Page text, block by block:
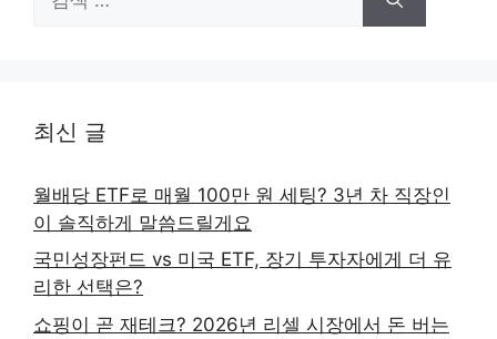
색:
최신 글
월배당 ETF로 매월 100만 원 세팅? 3년 차 직장인
이 솔직하게 말씀드릴게요
국민성장펀드 vs 미국 ETF, 장기 투자자에게 더 유
리한 선택은?
쇼핑이 곧 재테크? 2026년 리셀 시장에서 돈 버는